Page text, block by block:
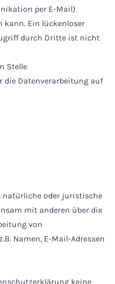
per E-Mail)
kann. Ein lückenloser
durch Dritte ist nicht
Stelle
die Datenverarbeitung auf
natürliche oder juristische
mit anderen über die
von
Namen, E-Mail-Adressen
keine